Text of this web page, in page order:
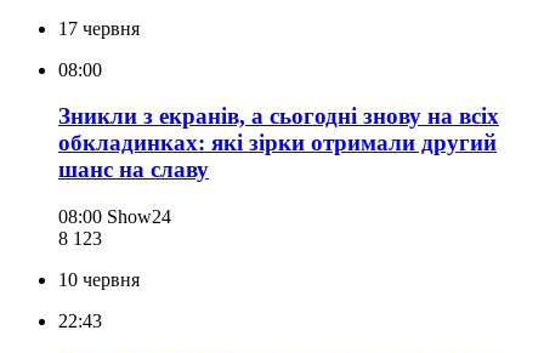
17 червня
08:00
Зникли з екранів, а сьогодні знову на всіх
обкладинках: які зірки отримали другий
шанс на славу
08:00 Show24
8 123
10 червня
22:43